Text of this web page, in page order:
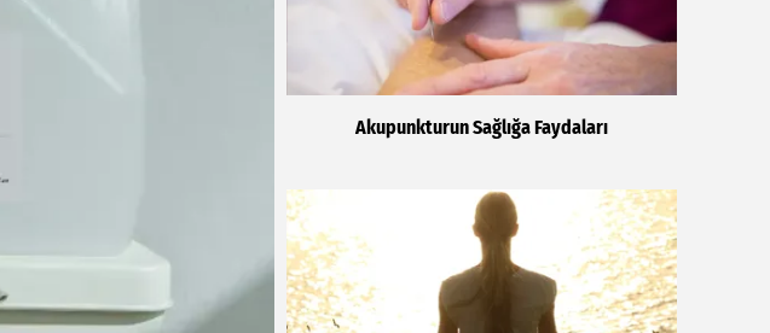
Akupunkturun Sağlığa Faydaları